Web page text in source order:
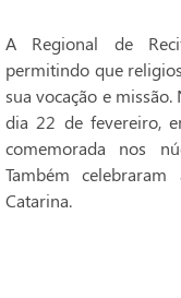
A Regional de
permitindo que
sua vocação e
dia 22 de fevereiro,
comemorada nos
Também
Catarina.